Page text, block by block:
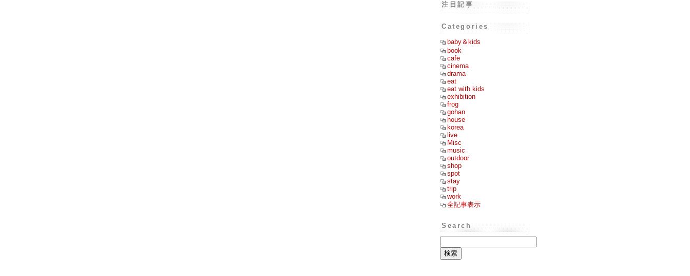
注目記事
Categories
baby＆kids
book
cafe
cinema
drama
eat
eat with kids
exhibition
frog
gohan
house
korea
live
Misc
music
outdoor
shop
spot
stay
trip
work
全記事表示
Search